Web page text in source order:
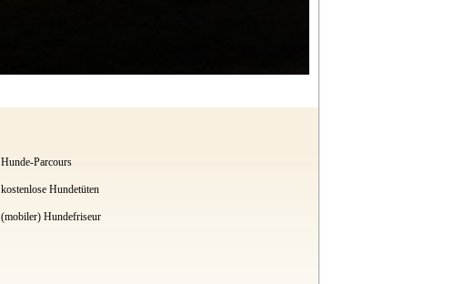
Hunde-Parcours
kostenlose Hundetüten
(mobiler) Hundefriseur